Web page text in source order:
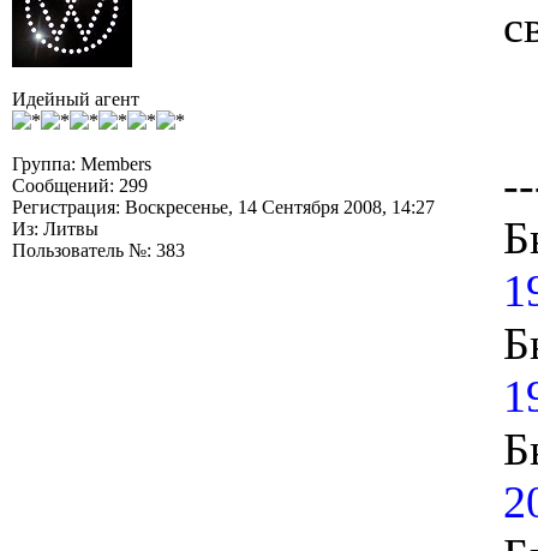
Идейный агент
Группа: Members
Сообщений: 299
Регистрация: Воскресенье, 14 Сентября 2008, 14:27
Из: Литвы
Пользователь №: 383